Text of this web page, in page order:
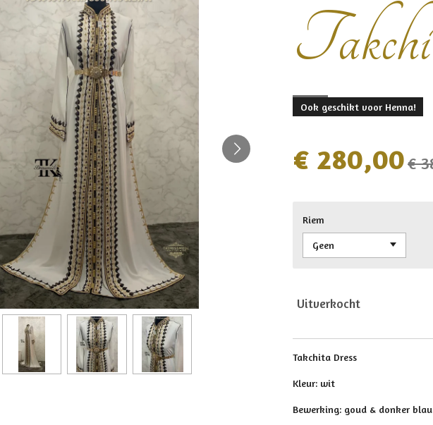
Ook geschikt voor Henna!
€ 280,00€
Riem
Uitverkocht
Takchita Dress
Kleur: wit
Bewerking: goud & donker